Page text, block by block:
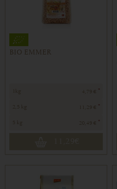
BIO EMMER
1kg 4,79 € *
2,5 kg 11,29 € *
5 kg 20,49 € *